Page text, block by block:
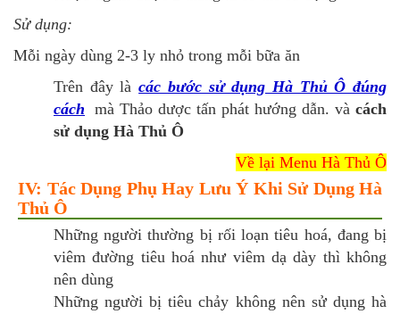
Sử dụng:
Mỗi ngày dùng 2-3 ly nhỏ trong mỗi bữa ăn
Trên đây làcác bước sử dụng Hà Thủ Ô đúng
cách mà Thảo dược tấn phát hướng dẫn. và cách
sử dụng Hà Thủ Ô
Về lại Menu Hà Thủ Ô
IV: Tác Dụng Phụ Hay Lưu Ý Khi Sử Dụng Hà
Thủ Ô
Những người thường bị rối loạn tiêu hoá, đang bị
viêm đường tiêu hoá như viêm dạ dày thì không
nên dùng
Những người bị tiêu chảy không nên sử dụng hà